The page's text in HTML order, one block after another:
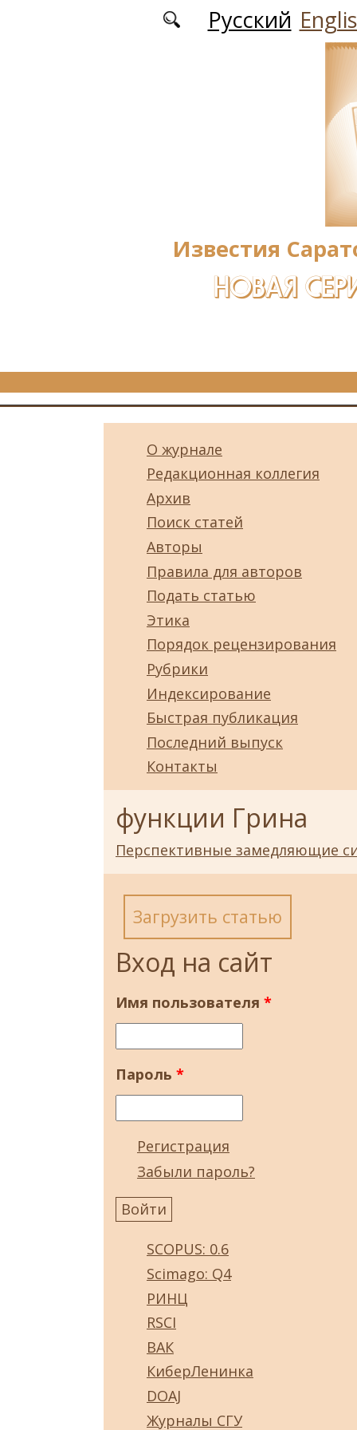
Перейти к основному содержаниюРусский
Известия
НОВАЯ
О журнале
Редакционная коллегия
Архив
Поиск статей
Авторы
Правила для авторов
Подать статью
Этика
Порядок рецензирования
Рубрики
Индексирование
Быстрая публикация
Последний выпуск
Контакты
функции Грина
Перспективные замедляющие
Загрузить статью
Вход на сайт
Имя пользователя *
Пароль *
Регистрация
Забыли пароль?
SCOPUS: 0.6
Scimago: Q4
РИНЦ
RSCI
ВАК
КиберЛенинка
DOAJ
Журналы СГУ